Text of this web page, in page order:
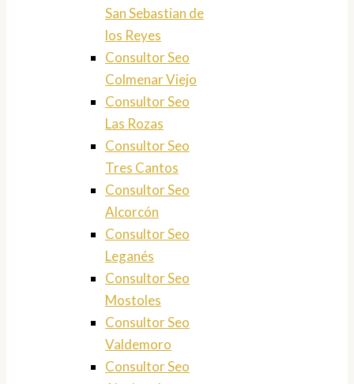
San Sebastian de
los Reyes
Consultor Seo
Colmenar Viejo
Consultor Seo
Las Rozas
Consultor Seo
Tres Cantos
Consultor Seo
Alcorcón
Consultor Seo
Leganés
Consultor Seo
Mostoles
Consultor Seo
Valdemoro
Consultor Seo